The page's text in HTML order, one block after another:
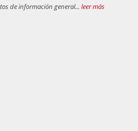
de información general... leer más